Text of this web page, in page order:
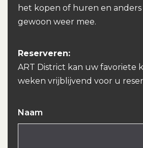
het kopen of huren en
gewoon weer mee.
Reserveren:
ART District kan uw favoriete
weken vrijblijvend voor u
Naam